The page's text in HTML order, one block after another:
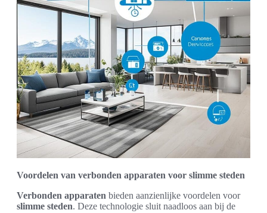
Voordelen van verbonden apparaten voor slimme steden
Verbonden apparaten bieden aanzienlijke voordelen voor
slimme steden. Deze technologie sluit naadloos aan bij de